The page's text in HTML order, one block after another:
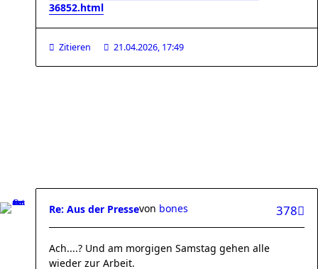
36852.html
Zitieren 21.04.2026, 17:49
Re: Aus der Presse 378
von bones
Ach....? Und am morgigen Samstag gehen alle
wieder zur Arbeit.